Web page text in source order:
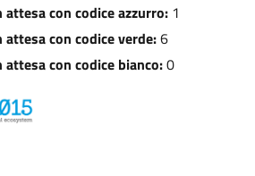
attesa con codice azzurro: 1
attesa con codice verde:6
attesa con codice bianco:0